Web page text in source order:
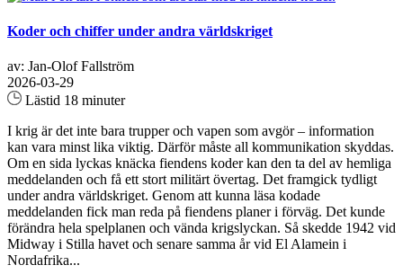
Koder och chiffer under andra världskriget
av: Jan-Olof Fallström
2026-03-29
Lästid 18 minuter
I krig är det inte bara trupper och vapen som avgör – information
kan vara minst lika viktig. Därför måste all kommunikation skyddas.
Om en sida lyckas knäcka fiendens koder kan den ta del av hemliga
meddelanden och få ett stort militärt övertag. Det framgick tydligt
under andra världskriget. Genom att kunna läsa kodade
meddelanden fick man reda på fiendens planer i förväg. Det kunde
förändra hela spelplanen och vända krigslyckan. Så skedde 1942 vid
Midway i Stilla havet och senare samma år vid El Alamein i
Nordafrika...